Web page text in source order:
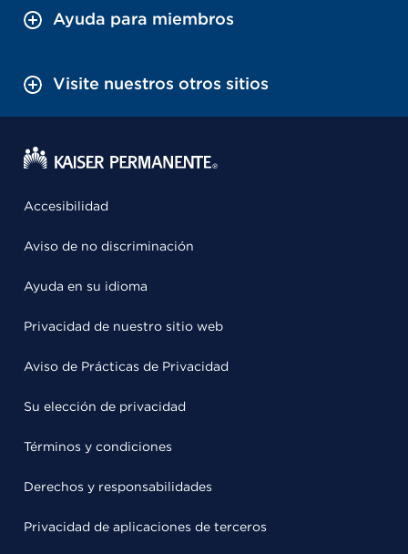
Ayuda para miembros
Visite nuestros otros sitios
Accesibilidad
Aviso de no discriminación
Ayuda en su idioma
Privacidad de nuestro sitio web
Aviso de Prácticas de Privacidad
Su elección de privacidad
Términos y condiciones
Derechos y responsabilidades
Privacidad de aplicaciones de terceros